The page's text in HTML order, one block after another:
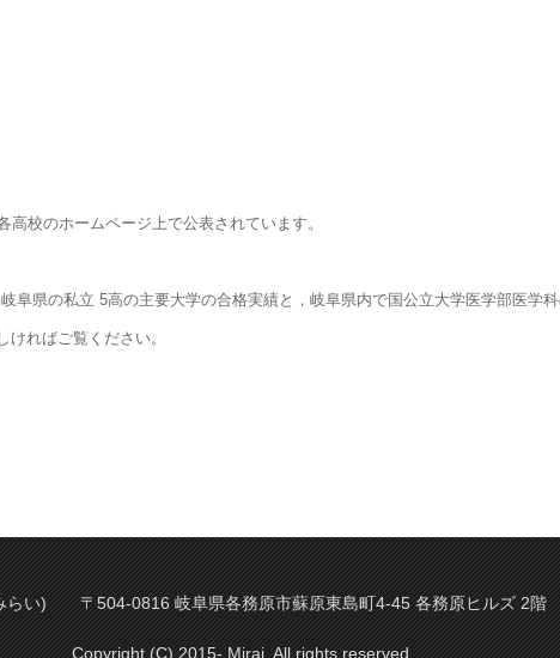
校のホームページ上で公表されています。
県の私立 5高の主要大学の合格実績と，岐阜県内で国公立大学医学部医学
ればご覧ください。
らい) 〒504-0816 岐阜県各務原市蘇原東島町4-45 各務原ヒルズ 2
Copyright (C) 2015- Mirai, All rights reserved.